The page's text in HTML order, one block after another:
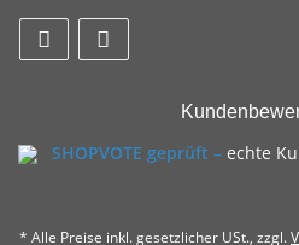
SHOPVOTE geprüft – echte
* Alle Preise inkl. gesetzlicher USt., zzgl.